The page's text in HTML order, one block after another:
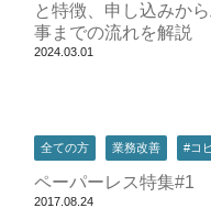
と特徴、申し込みか
事までの流れを解説
2024.03.01
全ての方 業務改善 #コ
ペーパーレス特集#1
2017.08.24